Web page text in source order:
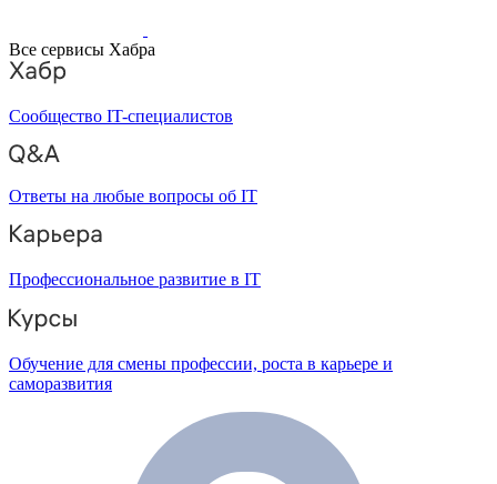
Все сервисы Хабра
Сообщество IT-специалистов
Ответы на любые вопросы об IT
Профессиональное развитие в IT
Обучение для смены профессии, роста в карьере и
саморазвития